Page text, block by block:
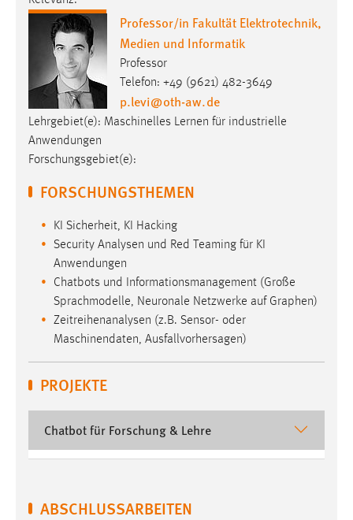
Professor/in Fakultät Elektrotechnik,
Medien und Informatik
Professor
Telefon: +49 (9621) 482-3649
p.levi@oth-aw.de
Lehrgebiet(e): Maschinelles Lernen für industrielle
Anwendungen
Forschungsgebiet(e):
FORSCHUNGSTHEMEN
KI Sicherheit, KI Hacking
Security Analysen und Red Teaming für KI
Anwendungen
Chatbots und Informationsmanagement (Große
Sprachmodelle, Neuronale Netzwerke auf Graphen)
Zeitreihenanalysen (z.B. Sensor- oder
Maschinendaten, Ausfallvorhersagen)
PROJEKTE
Chatbot für Forschung & Lehre
ABSCHLUSSARBEITEN